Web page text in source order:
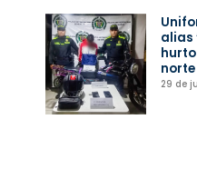
alias
29 de